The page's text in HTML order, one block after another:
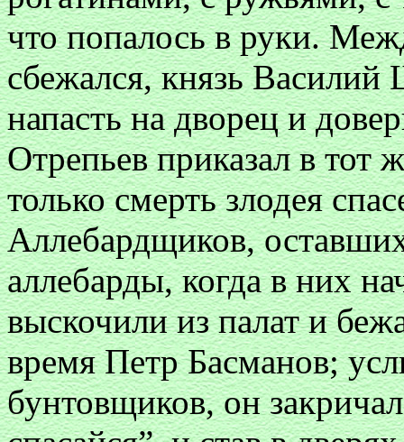
что попалось в руки.
сбежался, князь Василий
напасть на дворец и
Отрепьев приказал в тот
только смерть злодея
Аллебардщиков,
аллебарды, когда в них
выскочили из палат и
время Петр Басманов;
бунтовщиков, он